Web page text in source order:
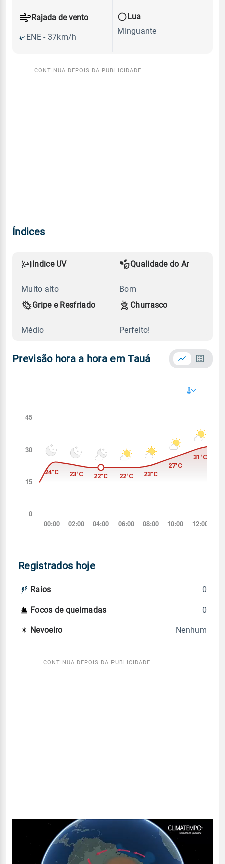
Rajada de vento
ENE - 37km/h
Lua
Minguante
Índices
Índice UV
Muito alto
Qualidade do Ar
Bom
Gripe e Resfriado
Médio
Churrasco
Perfeito!
Previsão hora a hora em Tauá
Registrados hoje
Raios 0
Focos de queimadas 0
Nevoeiro Nenhum